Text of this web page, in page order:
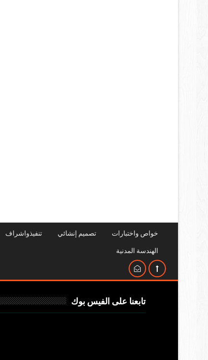
خواص واختبارات تصميم إنشائي تنفيذواشراف
الهندسة المدنية
تابعنا على الفيس بوك